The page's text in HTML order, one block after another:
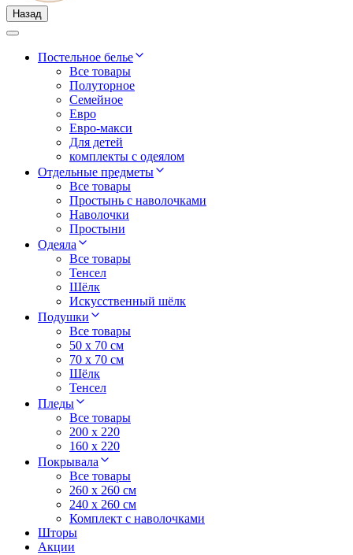
Назад
Постельное белье
Все товары
Полуторное
Семейное
Евро
Евро-макси
Для детей
комплекты с одеялом
Отдельные предметы
Все товары
Простынь с наволочками
Наволочки
Простыни
Одеяла
Все товары
Тенсел
Шёлк
Искусственный шёлк
Подушки
Все товары
50 x 70 см
70 x 70 см
Шёлк
Тенсел
Пледы
Все товары
200 х 220
160 х 220
Покрывала
Все товары
260 x 260 см
240 х 260 см
Комплект с наволочками
Шторы
Акции